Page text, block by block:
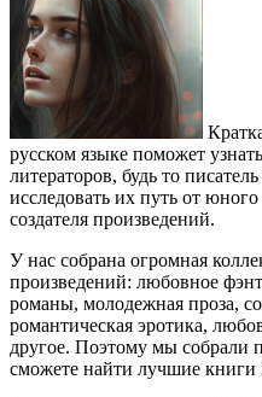
русском языке поможет
литераторов, будь то
исследовать их путь от
создателя произведений.
У нас собрана огромная
произведений: любовное
романы, молодежная проза,
романтическая эротика,
другое. Поэтому мы собрали
сможете найти лучшие